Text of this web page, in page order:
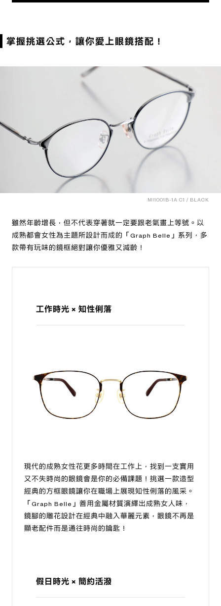
掌握挑選公式，讓你愛上眼鏡搭配！
MI1001B-1A C1 / BLACK
雖然年齡增長，但不代表穿著就一定要跟老氣畫上等號。以
成熟都會女性為主題所設計而成的「Graph Belle」系列，多
款帶有玩味的鏡框絕對讓你優雅又減齡！
工作時光 × 知性俐落
現代的成熟女性花更多時間在工作上，找到一支實用
又不失時尚的眼鏡會是你的必備課題！挑選一款造型
經典的方框眼鏡讓你在職場上展現知性俐落的風采。
「Graph Belle」善用金屬材質演繹出成熟女人味，
鏡腳的雕花設計在經典中融入華麗元素，眼鏡不再是
顯老配件而是通往時尚的鑰匙！
假日時光 × 簡約活潑